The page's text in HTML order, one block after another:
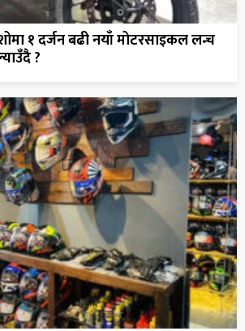
१ दर्जन बढी नयाँ मोटरसाइकल लन्च
?